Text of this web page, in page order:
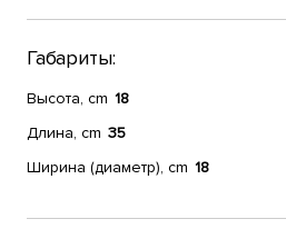
Габариты:
Высота, cm 18
Длина, cm 35
Ширина (диаметр), cm 18